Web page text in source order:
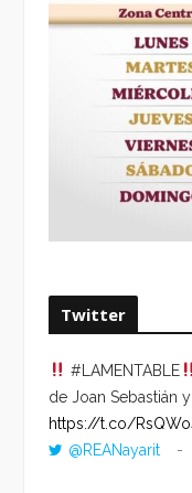
Twitter
#LAMENTABLE
de Joan Sebastián
https://t.co/
@REANayarit